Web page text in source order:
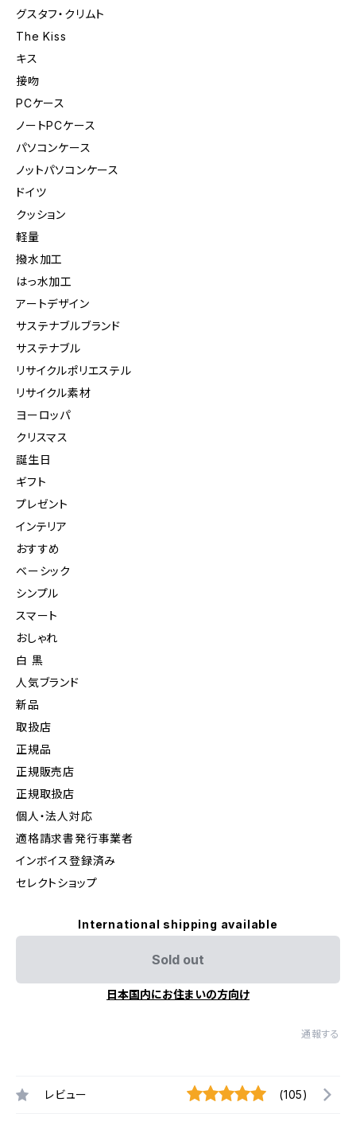
グスタフ・クリムト
The Kiss
キス
接吻
PCケース
ノートPCケース
パソコンケース
ノットパソコンケース
ドイツ
クッション
軽量
撥水加工
はっ水加工
アートデザイン
サステナブルブランド
サステナブル
リサイクルポリエステル
リサイクル素材
ヨーロッパ
クリスマス
誕生日
ギフト
プレゼント
インテリア
おすすめ
ベーシック
シンプル
スマート
おしゃれ
白 黒
人気ブランド
新品
取扱店
正規品
正規販売店
正規取扱店
個人・法人対応
適格請求書発行事業者
インボイス登録済み
セレクトショップ
International shipping available
Sold out
日本国内にお住まいの方向け
通報する
レビュー (105)